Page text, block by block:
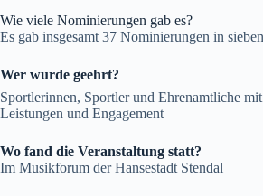
Wie viele Nominierungen gab es?
Es gab insgesamt 37 Nominierungen in
Wer wurde geehrt?
Sportlerinnen, Sportler und Ehrenamtliche mit
Leistungen und Engagement
Wo fand die Veranstaltung statt?
Im Musikforum der Hansestadt Stendal